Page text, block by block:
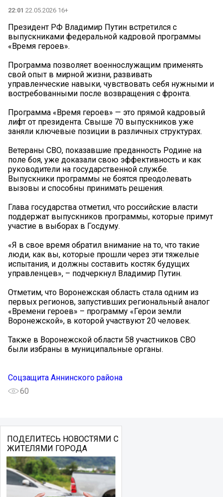
22:01 22.05.2026 16+
Президент РФ Владимир Путин встретился с
выпускниками федеральной кадровой программы
«Время героев».
Программа позволяет военнослужащим применять
свой опыт в мирной жизни, развивать
управленческие навыки, чувствовать себя нужными и
востребованными после возвращения с фронта.
Программа «Время героев» — это прямой кадровый
лифт от президента. Свыше 70 выпускников уже
заняли ключевые позиции в различных структурах.
Ветераны СВО, показавшие преданность Родине на
поле боя, уже доказали свою эффективность и как
руководители на государственной службе.
Выпускники программы не боятся преодолевать
вызовы и способны принимать решения.
Глава государства отметил, что российские власти
поддержат выпускников программы, которые примут
участие в выборах в Госдуму.
«Я в свое время обратил внимание на то, что такие
люди, как вы, которые прошли через эти тяжелые
испытания, и должны составить костяк будущих
управленцев», – подчеркнул Владимир Путин.
Отметим, что Воронежская область стала одним из
первых регионов, запустивших региональный аналог
«Времени героев» – программу «Герои земли
Воронежской», в которой участвуют 20 человек.
Также в Воронежской области 58 участников СВО
были избраны в муниципальные органы.
Соцзащита Аннинского района
60
ПОДЕЛИТЕСЬ НОВОСТЯМИ С
ЖИТЕЛЯМИ ГОРОДА